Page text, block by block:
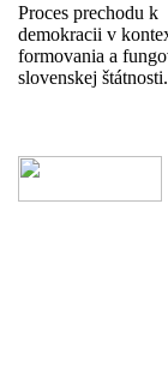
Proces prechodu k
demokracii v
formovania a
slovenskej štátnosti.